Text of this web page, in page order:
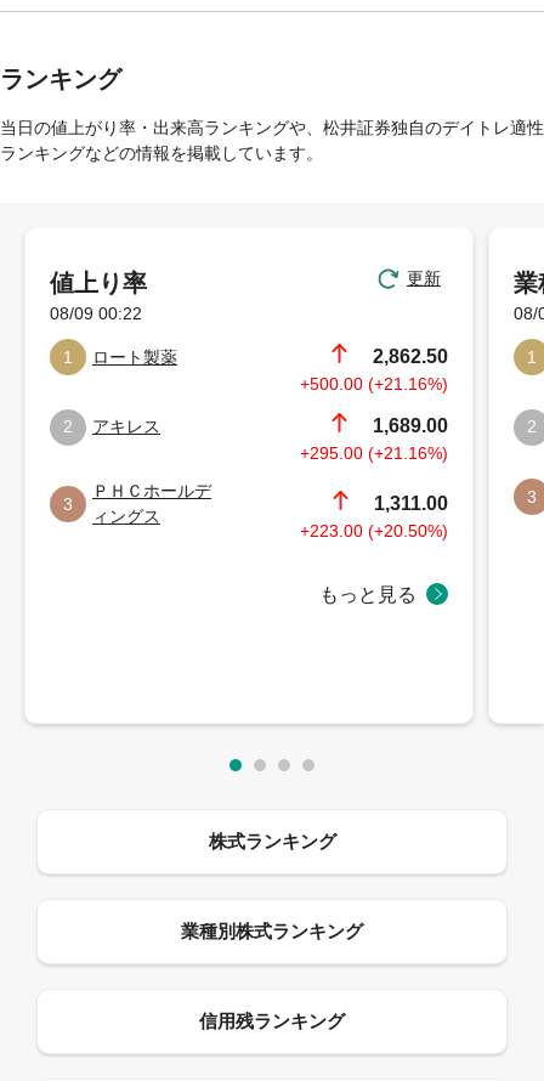
ランキング
当日の値上がり率・出来高ランキングや、松井証券独自のデイトレ適性
ランキングなどの情報を掲載しています。